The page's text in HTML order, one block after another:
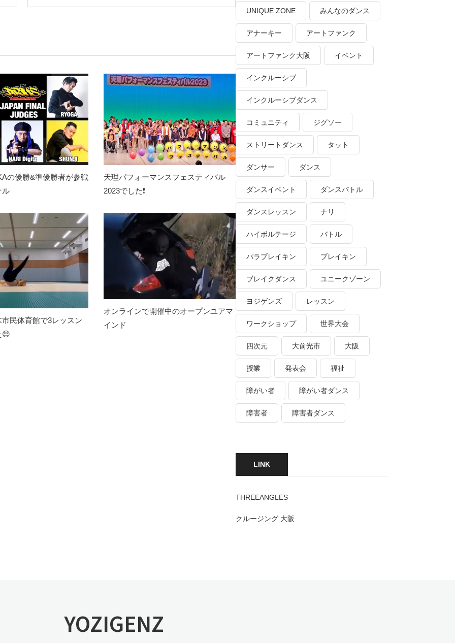
の優勝&準優勝者が参戦
ル
天理パフォーマンスフェスティバル
2023でした❗️
民体育館で3レッスン
😌
オンラインで開催中のオープンユアマ
インド
UNIQUE ZONE みんなのダンス
アナーキー アートファンク
アートファンク大阪 イベント
インクルーシブ
インクルーシブダンス
コミュニティ ジグソー
ストリートダンス タット
ダンサー ダンス
ダンスイベント ダンスバトル
ダンスレッスン ナリ
ハイボルテージ バトル
パラブレイキン ブレイキン
ブレイクダンス ユニークゾーン
ヨジゲンズ レッスン
ワークショップ 世界大会
四次元 大前光市 大阪
授業 発表会 福祉
障がい者 障がい者ダンス
障害者 障害者ダンス
LINK
THREEANGLES
クルージング 大阪
YOZIGENZ